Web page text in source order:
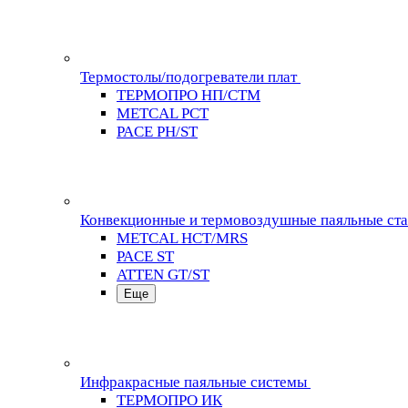
Термостолы/подогреватели плат
ТЕРМОПРО НП/СТМ
METCAL PCT
PACE PH/ST
Конвекционные и термовоздушные паяльные
METCAL HCT/MRS
PACE ST
ATTEN GT/ST
Еще
Инфракрасные паяльные системы
ТЕРМОПРО ИК